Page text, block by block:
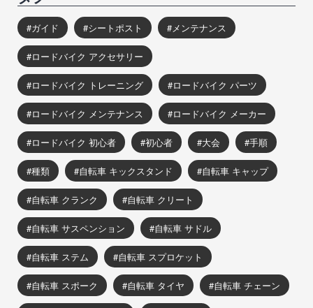
ガイド シートポスト メンテナンス
ロードバイク アクセサリー
ロードバイク トレーニング ロードバイク パーツ
ロードバイク メンテナンス ロードバイク メーカー
ロードバイク 初心者 初心者 大会 手順
種類 自転車 キックスタンド 自転車 キャップ
自転車 クランク 自転車 クリート
自転車 サスペンション 自転車 サドル
自転車 ステム 自転車 スプロケット
自転車 スポーク 自転車 タイヤ 自転車 チェーン